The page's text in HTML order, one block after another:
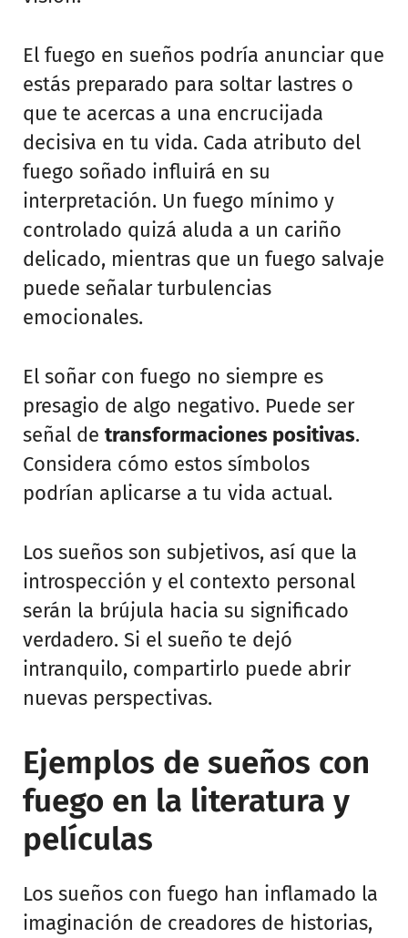
El fuego en sueños podría anunciar que
estás preparado para soltar lastres o
que te acercas a una encrucijada
decisiva en tu vida. Cada atributo del
fuego soñado influirá en su
interpretación. Un fuego mínimo y
controlado quizá aluda a un cariño
delicado, mientras que un fuego salvaje
puede señalar turbulencias
emocionales.
El soñar con fuego no siempre es
presagio de algo negativo. Puede ser
señal de transformaciones positivas.
Considera cómo estos símbolos
podrían aplicarse a tu vida actual.
Los sueños son subjetivos, así que la
introspección y el contexto personal
serán la brújula hacia su significado
verdadero. Si el sueño te dejó
intranquilo, compartirlo puede abrir
nuevas perspectivas.
Ejemplos de sueños con
fuego en la literatura y
películas
Los sueños con fuego han inflamado la
imaginación de creadores de historias,